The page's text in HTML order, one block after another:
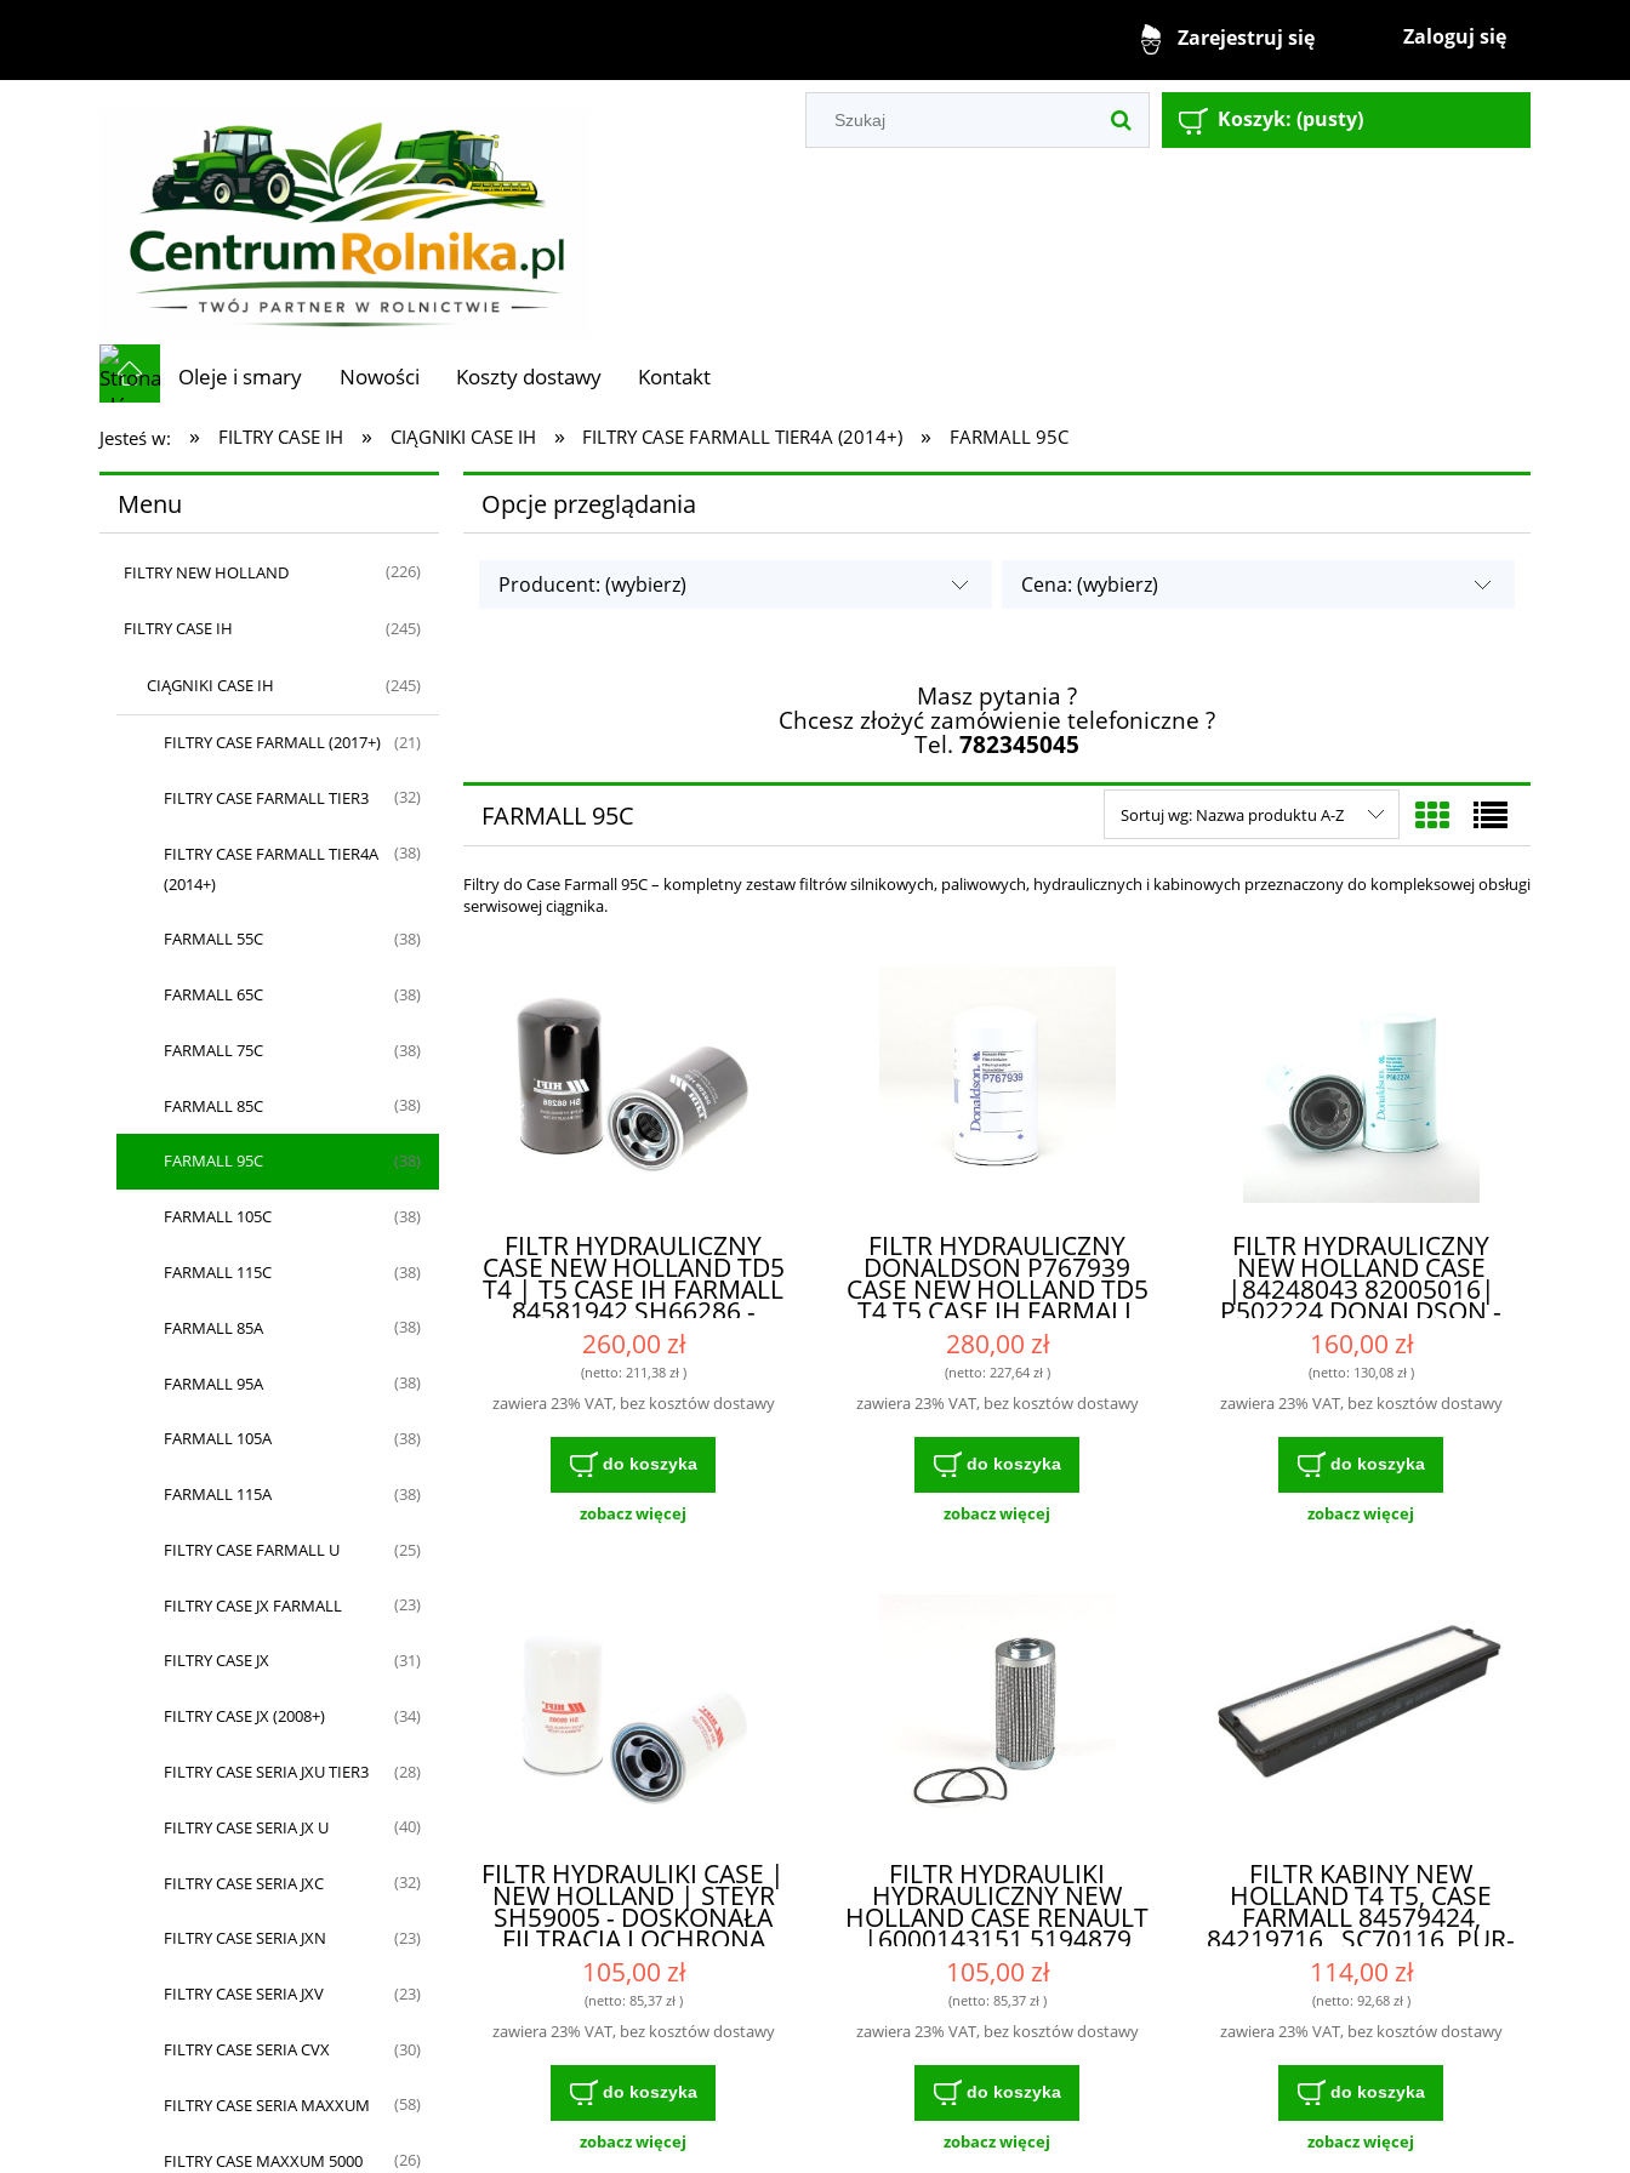
Zarejestruj się Zaloguj się
Koszyk: (pusty)
Oleje i smary Nowości Koszty dostawy Kontakt
Jesteś w: » FILTRY CASE IH » CIĄGNIKI CASE IH » FILTRY CASE FARMALL TIER4A (2014+) » FARMALL 95C
Menu
FILTRY NEW HOLLAND (226)
FILTRY CASE IH (245)
CIĄGNIKI CASE IH (245)
FILTRY CASE FARMALL (2017+) (21)
FILTRY CASE FARMALL TIER3 (32)
FILTRY CASE FARMALL TIER4A
(2014+)
(38)
FARMALL 55C (38)
FARMALL 65C (38)
FARMALL 75C (38)
FARMALL 85C (38)
FARMALL 95C (38)
FARMALL 105C (38)
FARMALL 115C (38)
FARMALL 85A (38)
FARMALL 95A (38)
FARMALL 105A (38)
FARMALL 115A (38)
FILTRY CASE FARMALL U (25)
FILTRY CASE JX FARMALL (23)
FILTRY CASE JX (31)
FILTRY CASE JX (2008+) (34)
FILTRY CASE SERIA JXU TIER3 (28)
FILTRY CASE SERIA JX U (40)
FILTRY CASE SERIA JXC (32)
FILTRY CASE SERIA JXN (23)
FILTRY CASE SERIA JXV (23)
FILTRY CASE SERIA CVX (30)
FILTRY CASE SERIA MAXXUM (58)
FILTRY CASE MAXXUM 5000 (26)
Opcje przeglądania
Producent: (wybierz) Cena: (wybierz)
Masz pytania ?
Chcesz złożyć zamówienie telefoniczne ?
Tel. 782345045
FARMALL 95C Sortuj wg: Nazwa produktu A-Z
Filtry do Case Farmall 95C – kompletny zestaw filtrów silnikowych, paliwowych, hydraulicznych i kabinowych przeznaczony do kompleksowej obsługi
serwisowej ciągnika.
FILTR HYDRAULICZNY
CASE NEW HOLLAND TD5
T4 | T5 CASE IH FARMALL
84581942 SH66286 -
GWARANTOWANA
SKUTECZNOŚĆ I
WYDAJNOŚĆ
260,00 zł
(netto: 211,38 zł)
zawiera 23% VAT, bez kosztów dostawy
do koszyka
zobacz więcej
FILTR HYDRAULICZNY
DONALDSON P767939
CASE NEW HOLLAND TD5
T4 T5 CASE IH FARMALL
84581942 SH66286 -
SKUTECZNY FILTR
ZAPEWNIAJĄCY
OCHRONĘ SILNIKA
280,00 zł
(netto: 227,64 zł)
zawiera 23% VAT, bez kosztów dostawy
do koszyka
zobacz więcej
FILTR HYDRAULICZNY
NEW HOLLAND CASE
|84248043 82005016|
P502224 DONALDSON -
WYSOKIEJ KLASY FILTR
DLA ROLNIKÓW I
MECHANIKÓW
160,00 zł
(netto: 130,08 zł)
zawiera 23% VAT, bez kosztów dostawy
do koszyka
zobacz więcej
FILTR HYDRAULIKI CASE |
NEW HOLLAND | STEYR
SH59005 - DOSKONAŁA
FILTRACJA I OCHRONA
105,00 zł
(netto: 85,37 zł)
zawiera 23% VAT, bez kosztów dostawy
do koszyka
zobacz więcej
FILTR HYDRAULIKI
HYDRAULICZNY NEW
HOLLAND CASE RENAULT
|6000143151 5194879
6005003244 47128161
HF28808 SH61153|
X779048 - SKUTECZNY
FILTR ZAPEWNIAJĄCY
OCHRONĘ SILNIKA
105,00 zł
(netto: 85,37 zł)
zawiera 23% VAT, bez kosztów dostawy
do koszyka
zobacz więcej
FILTR KABINY NEW
HOLLAND T4 T5, CASE
FARMALL 84579424,
84219716 , SC70116, PUR-
HC0094
114,00 zł
(netto: 92,68 zł)
zawiera 23% VAT, bez kosztów dostawy
do koszyka
zobacz więcej